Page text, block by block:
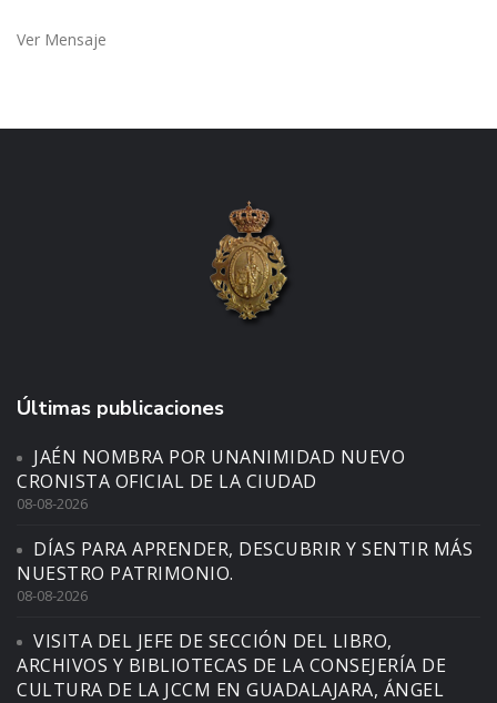
Ver Mensaje
Últimas publicaciones
JAÉN NOMBRA POR UNANIMIDAD NUEVO
CRONISTA OFICIAL DE LA CIUDAD
08-08-2026
DÍAS PARA APRENDER, DESCUBRIR Y SENTIR MÁS
NUESTRO PATRIMONIO.
08-08-2026
VISITA DEL JEFE DE SECCIÓN DEL LIBRO,
ARCHIVOS Y BIBLIOTECAS DE LA CONSEJERÍA DE
CULTURA DE LA JCCM EN GUADALAJARA, ÁNGEL